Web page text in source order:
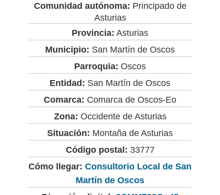
Comunidad autónoma: Principado de
Asturias
Provincia: Asturias
Municipio: San Martín de Oscos
Parroquia: Oscos
Entidad: San Martín de Oscos
Comarca: Comarca de Oscos-Eo
Zona: Occidente de Asturias
Situación: Montaña de Asturias
Código postal: 33777
Cómo llegar: Consultorio Local de San
Martín de Oscos